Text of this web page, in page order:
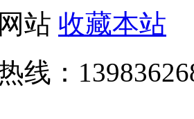
站 收藏本站
线：